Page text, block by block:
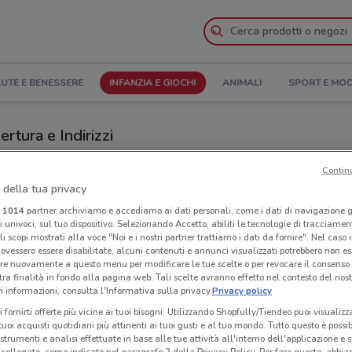
E BENESSERE INFANZIA E GIOCHI ANIMALI SPORT E
e Indirizzi
della tua privacy
1014partner archiviamo e accediamo ai dati personali, come i dati di navigazione
sul tuo dispositivo. Selezionando Accetto, abiliti le tecnologie di
scopi mostrati alla voce "Noi e i nostri partner trattiamo i dati da fornire". Nel caso
essere disabilitate, alcuni contenuti e annunci visualizzati potrebbero non
nuovamente a questo menu per modificare le tue scelte o per revocare il
finalità in fondo alla pagina web. Tali scelte avranno effetto nel contesto del
informazioni, consulta l'Informativa sulla privacy.Privacy policy
fornirti offerte più vicine ai tuoi bisogni: Utilizzando Shopfully/Tiendeo puoi
acquisti quotidiani più attinenti ai tuoi gusti e al tuo mondo. Tutto questo è
e analisi effettuate in base alle tue attività all'interno dell'applicazione e